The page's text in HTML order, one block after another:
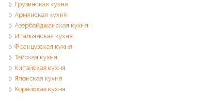
Грузинская кухня
Армянская кухня
Азербайджанская кухня
Итальянская кухня
Французская кухня
Тайская кухня
Китайская кухня
Японская кухня
Корейская кухня